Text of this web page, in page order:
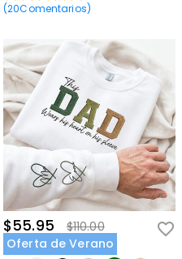
(20Comentarios)
$55.95
$110.00
Oferta de Verano